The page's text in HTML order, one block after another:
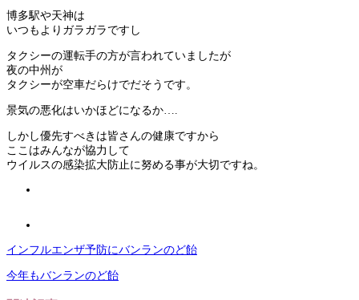
博多駅や天神は
いつもよりガラガラですし
タクシーの運転手の方が言われていましたが
夜の中州が
タクシーが空車だらけでだそうです。
景気の悪化はいかほどになるか….
しかし優先すべきは皆さんの健康ですから
ここはみんなが協力して
ウイルスの感染拡大防止に努める事が大切ですね。
インフルエンザ予防にバンランのど飴
今年もバンランのど飴